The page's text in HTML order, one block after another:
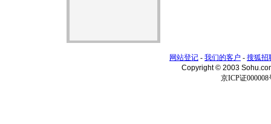
网站登记 - 我们的客户 - 搜狐招
Copyright © 2003
京ICP证